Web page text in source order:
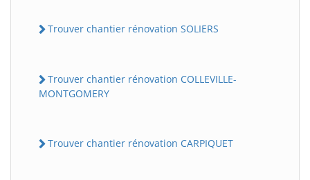
Trouver chantier rénovation SOLIERS
Trouver chantier rénovation COLLEVILLE-
MONTGOMERY
Trouver chantier rénovation CARPIQUET